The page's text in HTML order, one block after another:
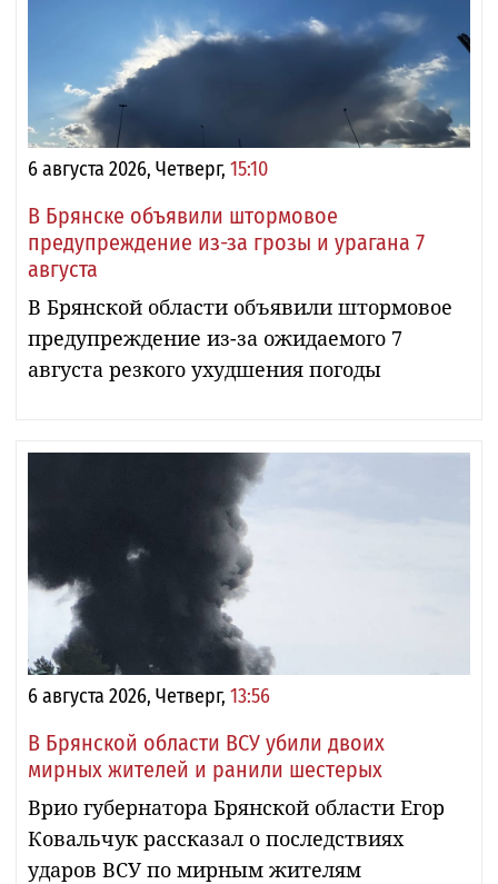
6 августа 2026, Четверг, 15:10
В Брянске объявили штормовое
предупреждение из-за грозы и урагана 7
августа
В Брянской области объявили штормовое
предупреждение из-за ожидаемого 7
августа резкого ухудшения погоды
6 августа 2026, Четверг, 13:56
В Брянской области ВСУ убили двоих
мирных жителей и ранили шестерых
Врио губернатора Брянской области Егор
Ковальчук рассказал о последствиях
ударов ВСУ по мирным жителям